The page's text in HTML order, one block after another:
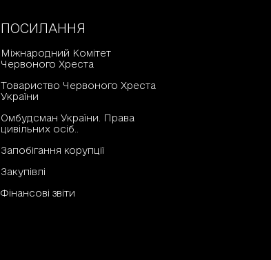
ПОСИЛАННЯ
Міжнародний Комітет
Червоного Хреста
Товариство Червоного Хреста
України
Омбудсман України. Права
цивільних осіб..
Запобігання корупції
Закупівлі
Фінансові звіти